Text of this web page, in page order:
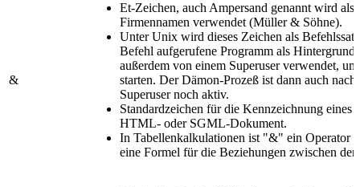
&
Et-Zeichen, auch Ampersand genannt wird
Firmennamen verwendet (Müller & Söhne).
Unter Unix wird dieses Zeichen als
Befehl aufgerufene Programm als
außerdem von einem Superuser verwendet,
starten. Der Dämon-Prozeß ist dann auch
Superuser noch aktiv.
Standardzeichen für die Kennzeichnung eines
HTML- oder SGML-Dokument.
In Tabellenkalkulationen ist "&" ein Operator
eine Formel für die Beziehungen zwischen